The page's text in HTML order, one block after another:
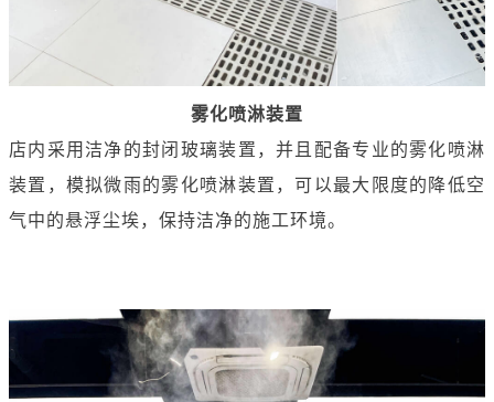
雾化喷淋装置
店内采用洁净的封闭玻璃装置，并且配备专业的雾化喷淋
装置，模拟微雨的雾化喷淋装置，可以最大限度的降低空
气中的悬浮尘埃，保持洁净的施工环境。